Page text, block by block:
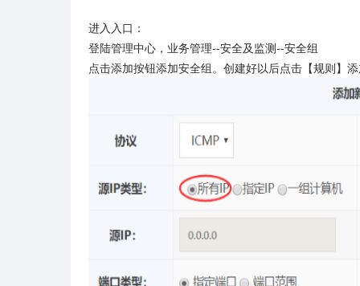
进入入口：
登陆管理中心，业务管理--安全及监测--安全组
点击添加按钮添加安全组。创建好以后点击【规则】